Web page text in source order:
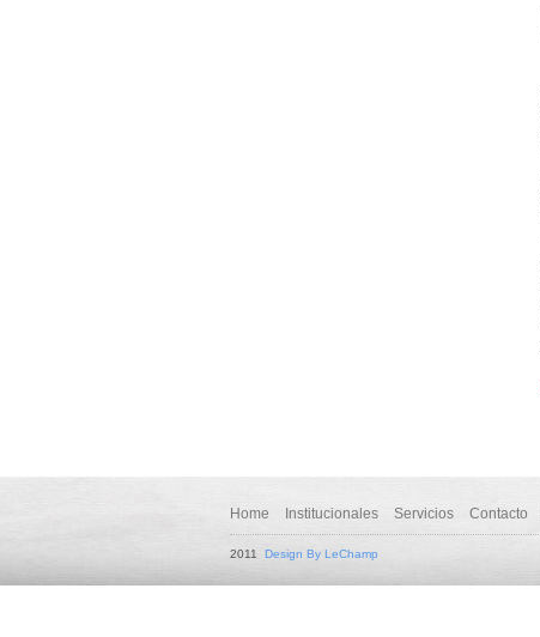
Home Institucionales Servicios Contacto
2011 Design By LeChamp